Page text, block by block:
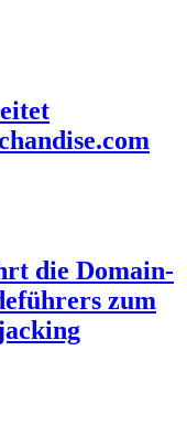
die Domain-
zum